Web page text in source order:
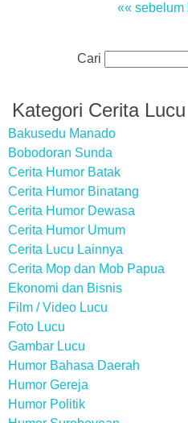
«« sebelum
Cari
Kategori Cerita Lucu
Bakusedu Manado
Bobodoran Sunda
Cerita Humor Batak
Cerita Humor Binatang
Cerita Humor Dewasa
Cerita Humor Umum
Cerita Lucu Lainnya
Cerita Mop dan Mob Papua
Ekonomi dan Bisnis
Film / Video Lucu
Foto Lucu
Gambar Lucu
Humor Bahasa Daerah
Humor Gereja
Humor Politik